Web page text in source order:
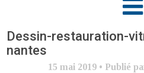
Dessin-restauration-
nantes
15 mai 2019 • Publié